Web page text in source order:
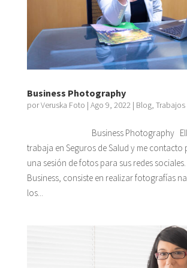
Business Photography
porVeruska Foto | Ago 9, 2022| Blog, Trabajos
Business Photography Ella
trabaja en Seguros de Salud y me contacto
una sesión de fotos para sus redes
Business, consiste en realizar fotografías
los...